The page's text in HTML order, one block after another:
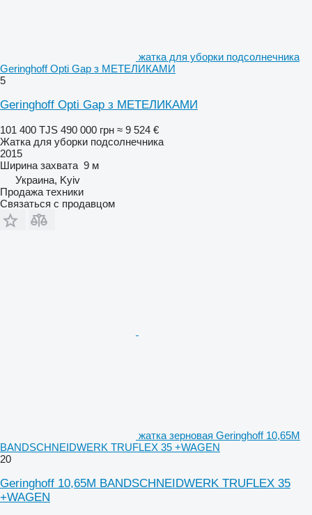
жатка для уборки подсолнечника
Geringhoff Opti Gap з МЕТЕЛИКАМИ
5
Geringhoff Opti Gap з МЕТЕЛИКАМИ
101 400 TJS 490 000 грн ≈ 9 524 €
Жатка для уборки подсолнечника
2015
Ширина захвата 9 м
Украина, Kyiv
Продажа техники
Связаться с продавцом
жатка зерновая Geringhoff 10,65M
BANDSCHNEIDWERK TRUFLEX 35 +WAGEN
20
Geringhoff 10,65M BANDSCHNEIDWERK TRUFLEX 35
+WAGEN